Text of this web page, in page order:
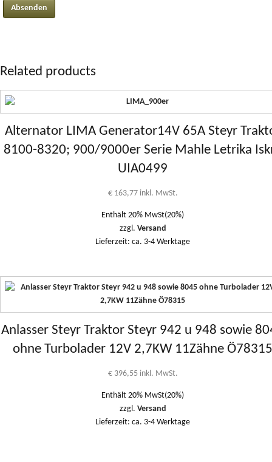
Related products
Alternator LIMA Generator14V 65A Steyr
8100-8320; 900/9000er Serie Mahle Letrika
UIA0499
€163,77 inkl. MwSt.
Enthält 20% MwSt(20%)
zzgl. Versand
Lieferzeit: ca. 3-4 Werktage
Anlasser Steyr Traktor Steyr 942 u 948 sowie
ohne Turbolader 12V 2,7KW 11Zähne
€396,55 inkl. MwSt.
Enthält 20% MwSt(20%)
zzgl. Versand
Lieferzeit: ca. 3-4 Werktage